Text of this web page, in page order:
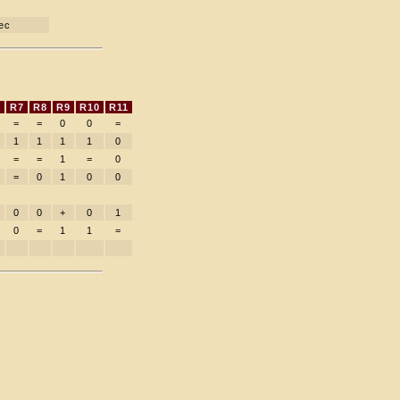
R7 R8 R9 R10
R11
= = 0 0
=
1 1 1 1
0
= = 1 =
0
= 0 1 0
0
0 0 + 0
1
0 = 1 1
=